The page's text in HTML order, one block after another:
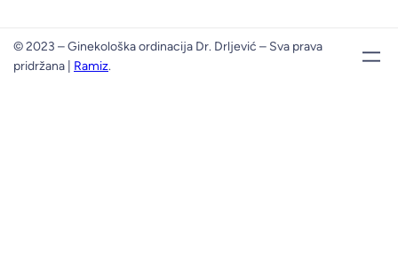
© 2023 – Ginekološka ordinacija Dr. Drljević – Sva prava
pridržana | Ramiz.